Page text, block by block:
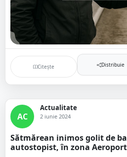
Citește Distribuie
AC
Actualitate
2 iunie 2024
Sătmărean inimos golit de
autostopist, în zona